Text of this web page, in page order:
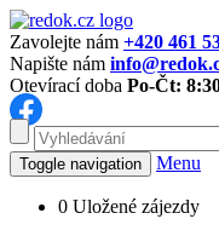
Zavolejte nám +420 461
Napište nám
Otevírací doba Po-Čt:
Toggle navigation Menu
0 Uložené zájezdy